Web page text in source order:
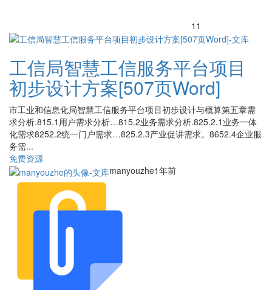
11
工信局智慧工信服务平台项目
初步设计方案[507页Word]
市工业和信息化局智慧工信服务平台项目初步设计与概算第五章需
求分析.815.1用户需求分析…815.2业务需求分析.825.2.1业务一体
化需求8252.2统一门户需求…825.2.3产业促讲需求。8652.4企业服
务需...
免费资源
manyouzhe1年前